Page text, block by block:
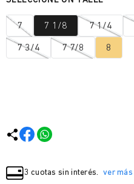
7 7 1/8 7 1/4
7 3/4 7 7/8 8
3 cuotas sin interés. ver más